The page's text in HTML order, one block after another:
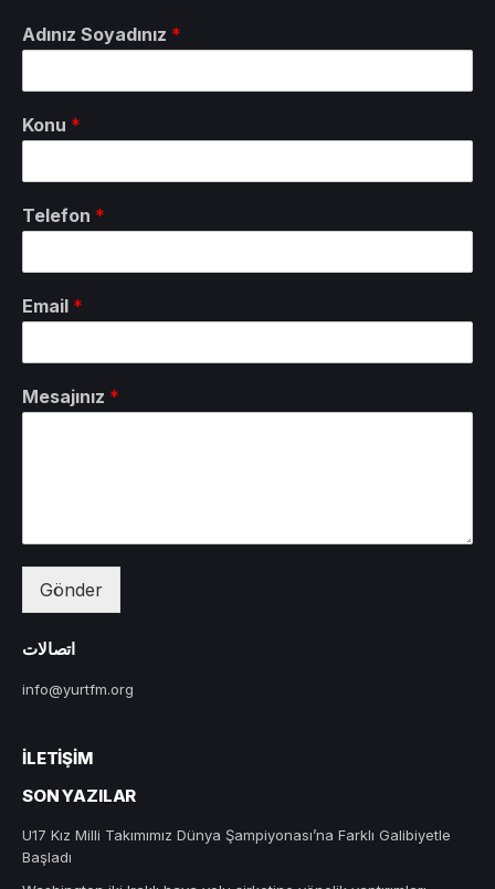
Adınız Soyadınız *
Konu *
Telefon *
Email *
Mesajınız *
Gönder
اتصالات
info@yurtfm.org
İLETIŞIM
SON YAZILAR
U17 Kız Milli Takımımız Dünya Şampiyonası’na Farklı Galibiyetle
Başladı